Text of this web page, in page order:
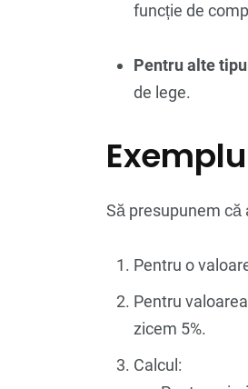
funcție de
Pentru alte
de lege.
Să presupunem că
Pentru o
Pentru
zicem 5%.
Calcul: